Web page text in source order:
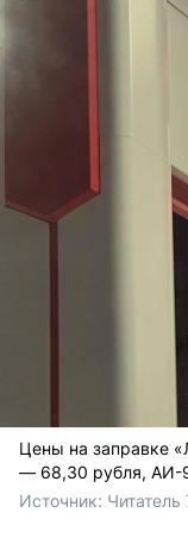
Цены на заправке
— 68,30 рубля, АИ-
Источник: Читатель